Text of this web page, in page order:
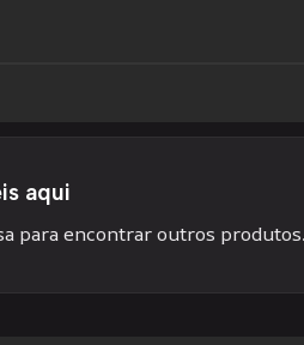
aqui
para encontrar outros produtos.